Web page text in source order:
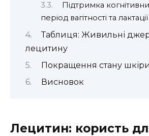
Підтримка
період вагітності та лактації
Таблиця: Живильні
лецитину
Покращення стану
Висновок
Лецитин: користь